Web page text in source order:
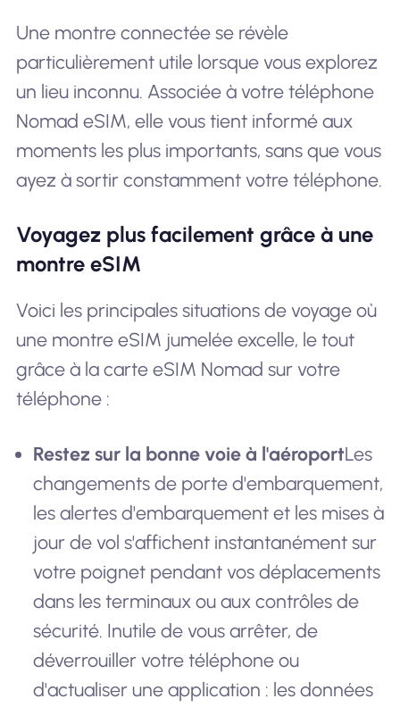
Une montre connectée se révèle
particulièrement utile lorsque vous explorez
un lieu inconnu. Associée à votre téléphone
Nomad eSIM, elle vous tient informé aux
moments les plus importants, sans que vous
ayez à sortir constamment votre téléphone.
Voyagez plus facilement grâce à une
montre eSIM
Voici les principales situations de voyage où
une montre eSIM jumelée excelle, le tout
grâce à la carte eSIM Nomad sur votre
téléphone :
Restez sur la bonne voie à l'aéroportLes
changements de porte d'embarquement,
les alertes d'embarquement et les mises à
jour de vol s'affichent instantanément sur
votre poignet pendant vos déplacements
dans les terminaux ou aux contrôles de
sécurité. Inutile de vous arrêter, de
déverrouiller votre téléphone ou
d'actualiser une application : les données